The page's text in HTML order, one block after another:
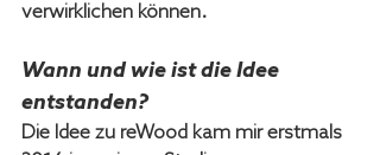
verwirklichen können.
Wann und wie ist die Idee
entstanden?
Die Idee zu reWood kam mir erstmals